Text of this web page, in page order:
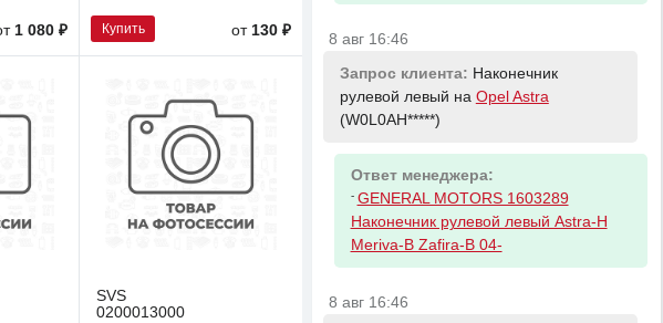
1 080 ₽ Купить от 130 ₽
SVS
0200013000
8 авг 16:46
Запрос клиента: Наконечник
рулевой левый на Opel Astra
(W0L0AH*****)
Ответ менеджера:
- GENERAL MOTORS 1603289
Наконечник рулевой левый Astra-H
Meriva-B Zafira-B 04-
8 авг 16:46